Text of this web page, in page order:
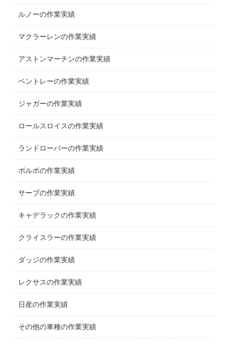
ルノーの作業実績
マクラーレンの作業実績
アストンマーチンの作業実績
ベントレーの作業実績
ジャガーの作業実績
ロールスロイスの作業実績
ランドローバーの作業実績
ボルボの作業実績
サーブの作業実績
キャデラックの作業実績
クライスラーの作業実績
ダッジの作業実績
レクサスの作業実績
日産の作業実績
その他の車種の作業実績